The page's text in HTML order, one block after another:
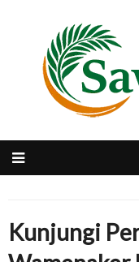
Kunjungi